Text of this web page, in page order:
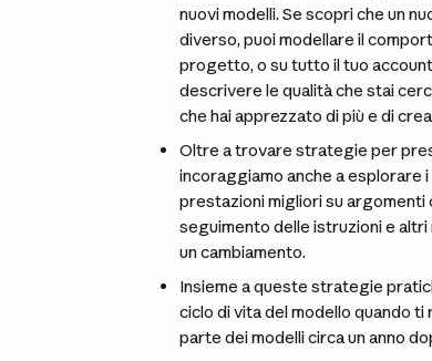
nuovi modelli. Se scopri che un
diverso, puoi modellare il
progetto, o su tutto il tuo
descrivere le qualità che stai
che hai apprezzato di più e di
Oltre a trovare strategie per
incoraggiamo anche a esplorare
prestazioni migliori su
seguimento delle istruzioni e
un cambiamento.
Insieme a queste strategie
ciclo di vita del modello quando
parte dei modelli circa un anno